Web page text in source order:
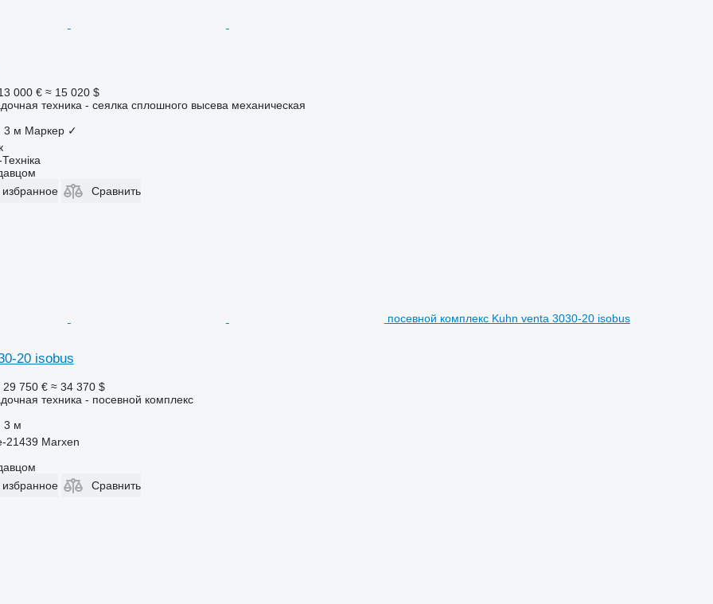
000 € ≈ 15 020 $
техника - сеялка сплошного высева механическая
3 м Маркер ✓
избранное
Сравнить
посевной комплекс Kuhn venta 3030-20 isobus
20 isobus
29 750 € ≈ 34 370 $
техника - посевной комплекс
3 м
21439 Marxen
избранное
Сравнить